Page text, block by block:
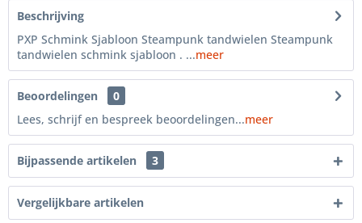
Beschrijving
PXP Schmink Sjabloon Steampunk tandwielen Steampunk
tandwielen schmink sjabloon . ...meer
Beoordelingen
0
Lees, schrijf en bespreek beoordelingen...meer
Bijpassende artikelen 3
Vergelijkbare artikelen